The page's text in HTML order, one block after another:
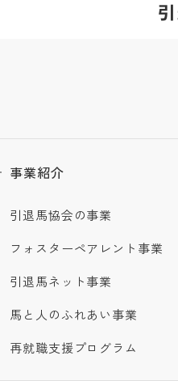
事業紹介
引退馬協会の事業
フォスターペアレント事業
引退馬ネット事業
馬と人のふれあい事業
再就職支援プログラム